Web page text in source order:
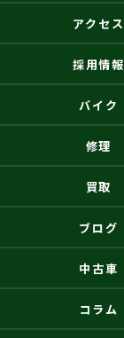
アクセス
採用情報
バイク
修理
買取
ブログ
中古車
コラム